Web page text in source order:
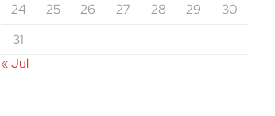
24
25 26 27 28 29
30
31
« Jul